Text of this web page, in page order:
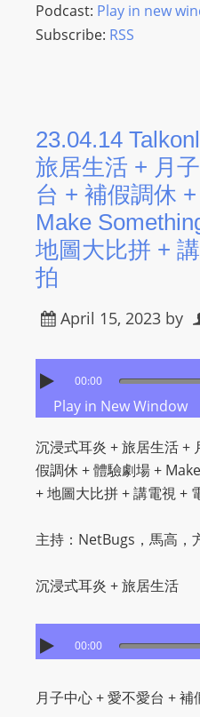
Podcast: Play in new
Subscribe: RSS
23.04.14
旅居生活 + 月
台 + 補假調休
Make
地圖大比拼 +
拍
April 15, 2023 by
00:00
Play in New Window
沉浸式耳炎 + 旅居生活 +
假調休 + 體驗劇場 +
+ 地圖大比拼 + 講電視 +
主持：NetBugs，馬高，
沉浸式耳炎 + 旅居生活
00:00
月子中心 + 愛不愛台 +